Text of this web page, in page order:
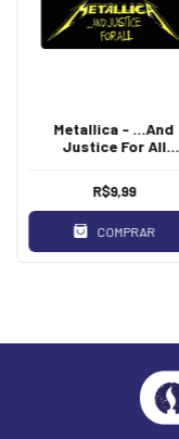
Metallica - ...And
Justice For All
R$9,99
COMPRAR